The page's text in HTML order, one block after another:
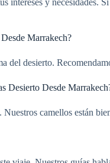
intereses y
Marrakech?
del desierto.
Desierto Desde
camellos están